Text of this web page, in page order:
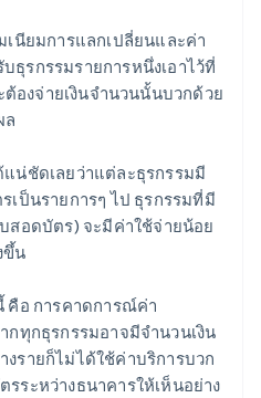
นียมการแลกเปลี่ยนและค่า
ธุรกรรมรายการหนึ่งเอาไว้ที่
ต้องจ่ายเงินจำนวนนั้นบวกด้วย
ล
น่ชัดเลยว่าแต่ละธุรกรรมมี
เป็นรายการๆ ไป ธุรกรรมที่มี
สอดบัตร) จะมีค่าใช้จ่ายน้อย
ขึ้น
คือ การคาดการณ์ค่า
กทุกธุรกรรมอาจมีจำนวนเงิน
รายก็ไม่ได้ใช้ค่าบริการบวก
ระหว่างธนาคารให้เห็นอย่าง